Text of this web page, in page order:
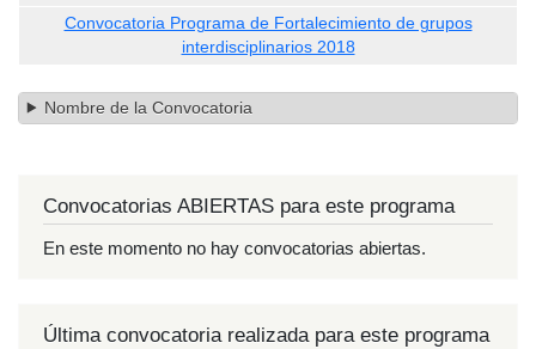
Nombre de la Convocatoria
Convocatoria Programa de Fortalecimiento de grupos
interdisciplinarios 2018
Convocatorias ABIERTAS para este programa
En este momento no hay convocatorias abiertas.
Última convocatoria realizada para este programa